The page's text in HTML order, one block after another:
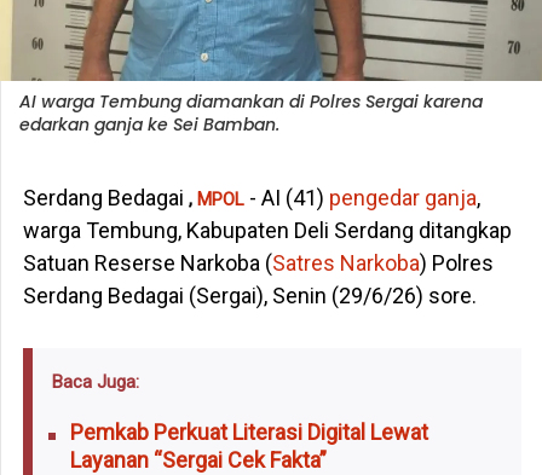
AI warga Tembung diamankan di Polres Sergai karena
edarkan ganja ke Sei Bamban.
Serdang Bedagai , MPOL- AI (41) pengedar ganja,
warga Tembung, Kabupaten Deli Serdang ditangkap
Satuan Reserse Narkoba (Satres Narkoba) Polres
Serdang Bedagai (Sergai), Senin (29/6/26) sore.
Baca Juga:
Pemkab Perkuat Literasi Digital Lewat
Layanan “Sergai Cek Fakta”